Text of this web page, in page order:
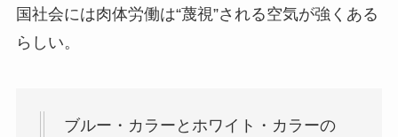
国社会には肉体労働は“蔑視”される空気が強くある
らしい。
ブルー・カラーとホワイト・カラーの